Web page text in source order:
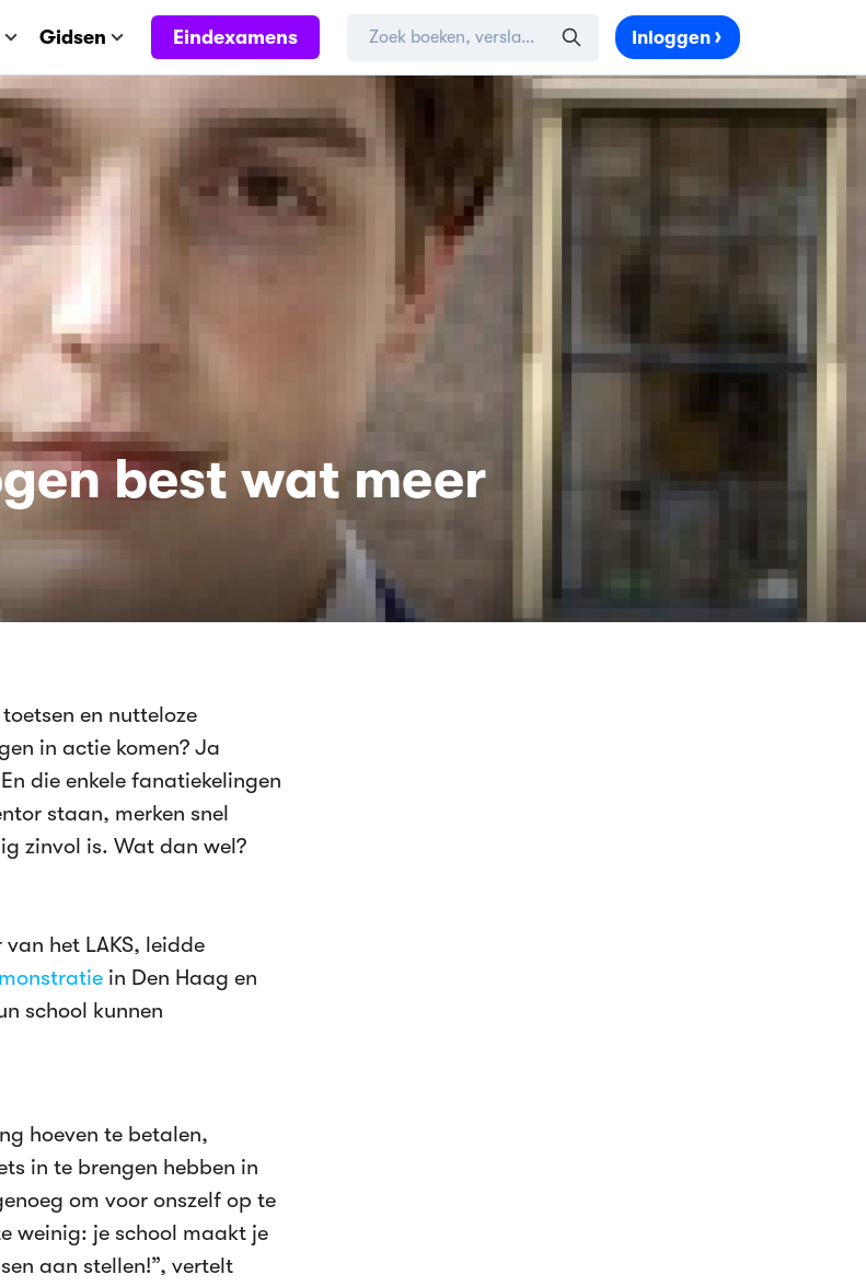
Gidsen Eindexamens Inloggen
best wat meer
en nutteloze
in actie komen? Ja
die enkele fanatiekelingen
staan, merken snel
zinvol is. Wat dan wel?
het LAKS, leidde
in Den Haag en
school kunnen
hoeven te betalen,
in te brengen hebben in
om voor onszelf op te
weinig: je school maakt je
aan stellen!”, vertelt